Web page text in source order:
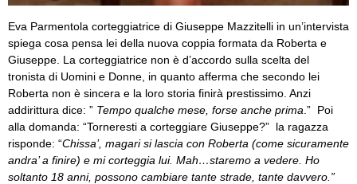
Eva Parmentola corteggiatrice di Giuseppe Mazzitelli in un’intervista
spiega cosa pensa lei della nuova coppia formata da Roberta e
Giuseppe. La corteggiatrice non è d’accordo sulla scelta del
tronista di Uomini e Donne, in quanto afferma che secondo lei
Roberta non è sincera e la loro storia finirà prestissimo. Anzi
addirittura dice: ” Tempo qualche mese, forse anche prima .” Poi
alla domanda: “Torneresti a corteggiare Giuseppe?” la ragazza
risponde: “Chissa’, magari si lascia con Roberta (come sicuramente
andra’ a finire) e mi corteggia lui. Mah…staremo a vedere. Ho
soltanto 18 anni, possono cambiare tante strade, tante davvero.”